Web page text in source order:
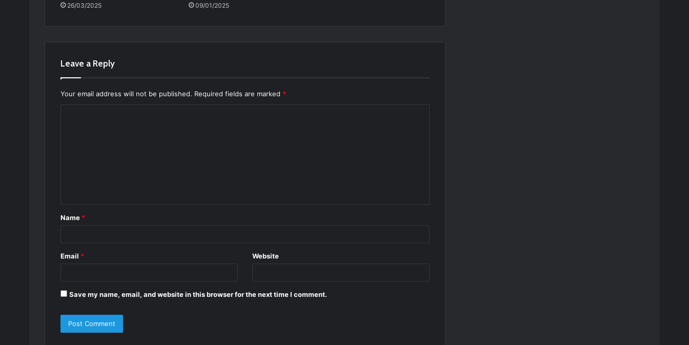
26/03/2025 09/01/2025
Leave a Reply
Your email address will not be published. Required fields are marked *
*
Name *
Email * Website
Save my name, email, and website in this browser for the next time I comment.